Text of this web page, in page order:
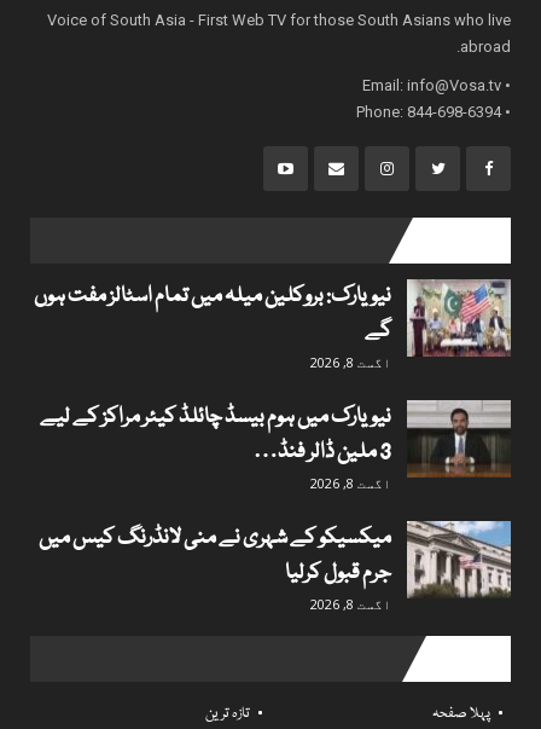
Voice of South Asia - First Web TV for those South Asians who live
abroad.
• Email:
info@Vosa.tv
• Phone: 844-698-6394
نیویارک: بروکلین میلہ میں تمام اسٹالز مفت ہوں
گے
اگست 8, 2026
نیویارک میں ہوم بیسڈ چائلڈ کیئر مراکز کے لیے
3 ملین ڈالر فنڈ…
اگست 8, 2026
میکسیکو کے شہری نے منی لانڈرنگ کیس میں
جرم قبول کرلیا
اگست 8, 2026
پہلا صفحہ تازہ ترین